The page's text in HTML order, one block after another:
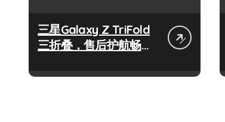
三星Galaxy Z TriFold
三折叠，售后护航畅享